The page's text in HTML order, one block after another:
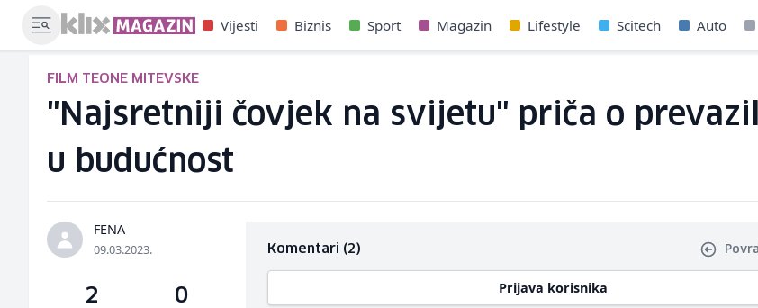
Vijesti Biznis Sport Magazin Lifestyle Scitech Auto
FILM TEONE MITEVSKE
"Najsretniji čovjek na svijetu" priča o
u budućnost
FENA
09.03.2023.
2 0
Komentari (2)
Prijava korisnika